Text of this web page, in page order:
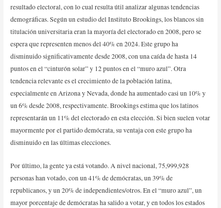
resultado electoral, con lo cual resulta útil analizar algunas tendencias
demográficas. Según un estudio del Instituto Brookings, los blancos sin
titulación universitaria eran la mayoría del electorado en 2008, pero se
espera que representen menos del 40% en 2024. Este grupo ha
disminuido significativamente desde 2008, con una caída de hasta 14
puntos en el “cinturón solar” y 12 puntos en el “muro azul”. Otra
tendencia relevante es el crecimiento de la población latina,
especialmente en Arizona y Nevada, donde ha aumentado casi un 10% y
un 6% desde 2008, respectivamente. Brookings estima que los latinos
representarán un 11% del electorado en esta elección. Si bien suelen votar
mayormente por el partido demócrata, su ventaja con este grupo ha
disminuido en las últimas elecciones.
Por último, la gente ya está votando. A nivel nacional, 75,999,928
personas han votado, con un 41% de demócratas, un 39% de
republicanos, y un 20% de independientes/otros. En el “muro azul”, un
mayor porcentaje de demócratas ha salido a votar, y en todos los estados